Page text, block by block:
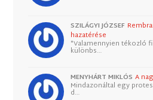
SZILÁGYI JÓZSEF
hazatérése
"Valamennyien tékozló
különbs…
MENYHÁRT MIKLÓS A
Mindazonáltal egy
d…